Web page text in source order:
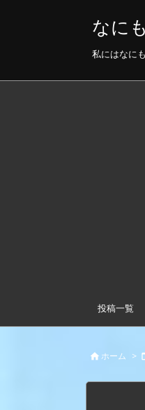
なに
私にはなに
投稿一覧
 ホーム >